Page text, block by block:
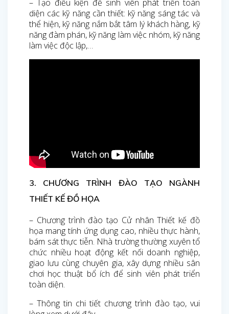
– Tạo điều kiện để sinh viên phát triển toàn
diện các kỹ năng cần thiết: kỹ năng sáng tác và
thể hiện, kỹ năng nắm bắt tâm lý khách hàng, kỹ
năng đàm phán, kỹ năng làm việc nhóm, kỹ năng
làm việc độc lập,…
3. CHƯƠNG TRÌNH ĐÀO TẠO NGÀNH
THIẾT KẾ ĐỒ HỌA
– Chương trình đào tạo Cử nhân Thiết kế đồ
họa mang tính ứng dụng cao, nhiều thực hành,
bám sát thực tiễn. Nhà trường thường xuyên tổ
chức nhiều hoạt động kết nối doanh nghiệp,
giao lưu cùng chuyên gia, xây dựng nhiều sân
chơi học thuật bổ ích để sinh viên phát triển
toàn diện.
– Thông tin chi tiết chương trình đào tạo, vui